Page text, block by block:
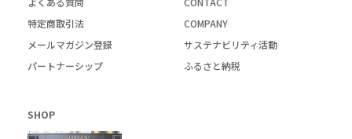
特定商取引法
COMPANY
メールマガジン登録
サステナビリティ活動
パートナーシップ
ふるさと納税
SHOP